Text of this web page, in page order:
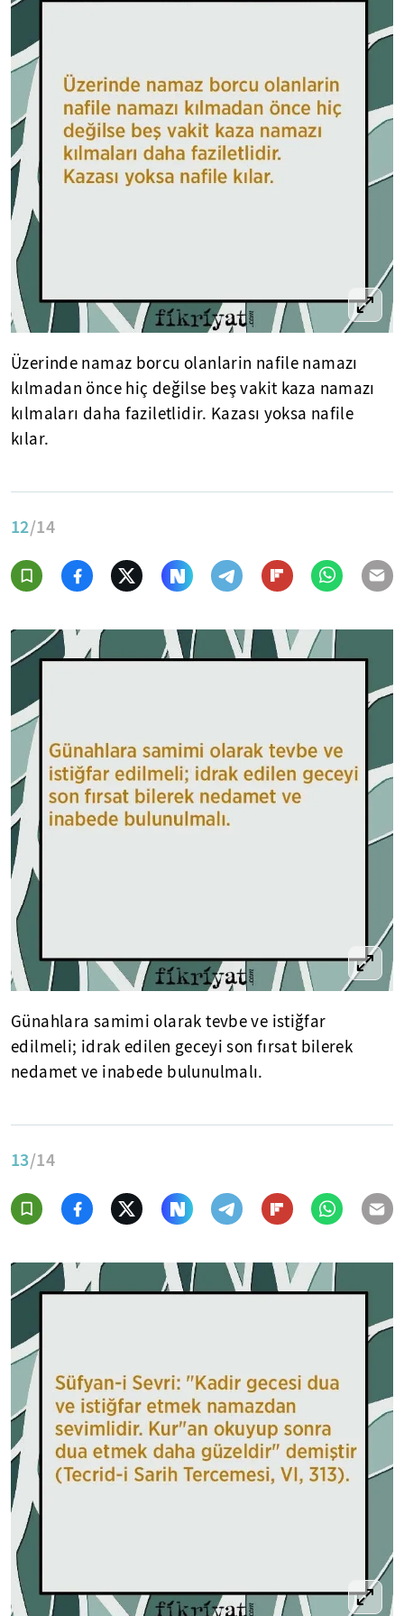
Üzerinde namaz borcu olanlarin nafile namazı
kılmadan önce hiç değilse beş vakit kaza namazı
kılmaları daha faziletlidir. Kazası yoksa nafile
kılar.
12/14
Günahlara samimi olarak tevbe ve istiğfar
edilmeli; idrak edilen geceyi son fırsat bilerek
nedamet ve inabede bulunulmalı.
13/14